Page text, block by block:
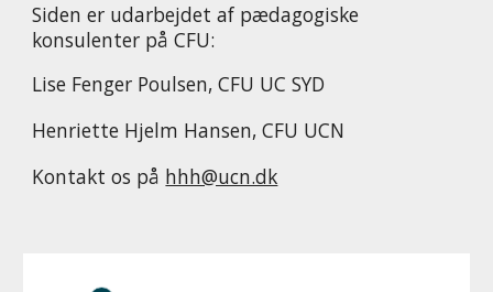
Siden er udarbejdet af pædagogiske
konsulenter på CFU:
Lise Fenger Poulsen, CFU UC SYD
Henriette Hjelm Hansen, CFU UCN
Kontakt os på hhh@ucn.dk